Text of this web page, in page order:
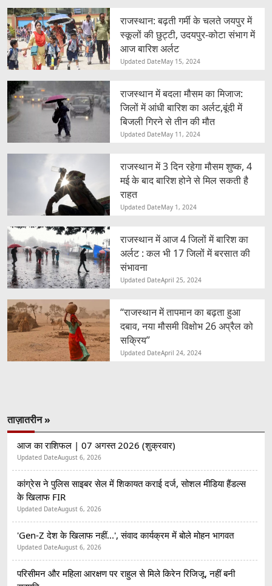
राजस्थान: बढ़ती गर्मी के चलते जयपुर में
स्कूलों की छुट्टी, उदयपुर-कोटा संभाग में
आज बारिश अर्लट
Updated DateMay 15, 2024
राजस्थान में बदला मौसम का मिजाज:
जिलों में आंधी बारिश का अर्लट,बूंदी में
बिजली गिरने से तीन की मौत
Updated DateMay 11, 2024
राजस्थान में 3 दिन रहेगा मौसम शुष्क, 4
मई के बाद बारिश होने से मिल सकती है
राहत
Updated DateMay 1, 2024
राजस्थान में आज 4 जिलों में बारिश का
अर्लट : कल भी 17 जिलों में बरसात की
संभावना
Updated DateApril 25, 2024
“राजस्थान में तापमान का बढ़ता हुआ
दबाव, नया मौसमी विक्षोभ 26 अप्रैल को
सक्रिय”
Updated DateApril 24, 2024
ताज़ातरीन »
आज का राशिफल | 07 अगस्त 2026 (शुक्रवार)
Updated DateAugust 6, 2026
कांग्रेस ने पुलिस साइबर सेल में शिकायत कराई दर्ज, सोशल मीडिया हैंडल्स
के खिलाफ FIR
Updated DateAugust 6, 2026
'Gen-Z देश के खिलाफ नहीं...', संवाद कार्यक्रम में बोले मोहन भागवत
Updated DateAugust 6, 2026
परिसीमन और महिला आरक्षण पर राहुल से मिले किरेन रिजिजू, नहीं बनी